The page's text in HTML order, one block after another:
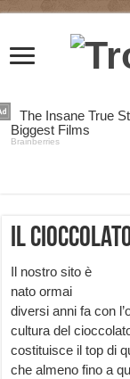
Il
Il nostro sito è
nato ormai
diversi anni fa con
cultura del
costituisce il top di
che almeno fino a